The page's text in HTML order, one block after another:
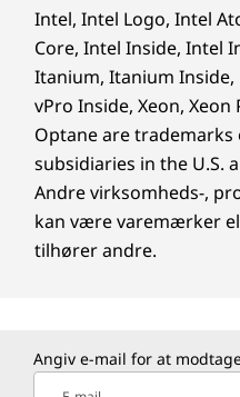
Intel, Intel Logo, Intel
Core, Intel Inside, Intel
Itanium, Itanium
vPro Inside, Xeon,
Optane are
subsidiaries in the U.S.
Andre virksomheds-,
kan være varemærker
tilhører andre.
Angiv e-mail for at